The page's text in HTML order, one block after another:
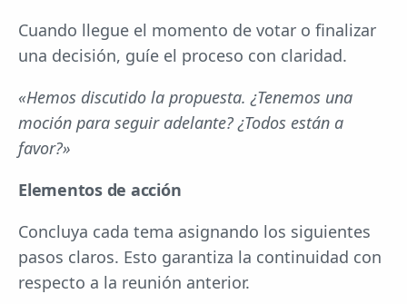
Cuando llegue el momento de votar o finalizar
una decisión, guíe el proceso con claridad.
«Hemos discutido la propuesta. ¿Tenemos una
moción para seguir adelante? ¿Todos están a
favor?»
Elementos de acción
Concluya cada tema asignando los siguientes
pasos claros. Esto garantiza la continuidad con
respecto a la reunión anterior.